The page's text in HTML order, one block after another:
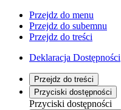
Przejdz do menu
Przejdz do subemnu
Przejdz do treści
Deklaracja Dostępności
Przejdz do treści
Przyciski dostępności
Przyciski dostępności